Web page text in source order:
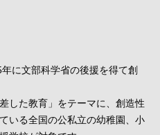
に文部科学省の後援を得て創
した教育」をテーマに、創造性
いる全国の公私立の幼稚園、小